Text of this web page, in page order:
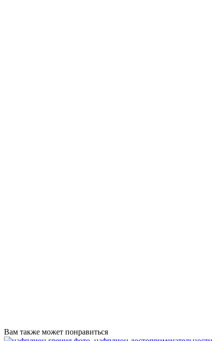
Вам также может понравиться